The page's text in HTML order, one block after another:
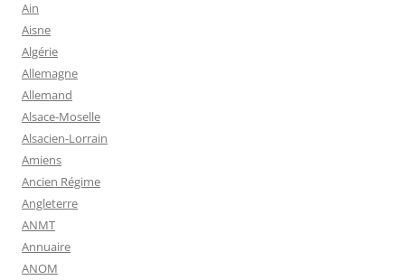
Ain
Aisne
Algérie
Allemagne
Allemand
Alsace-Moselle
Alsacien-Lorrain
Amiens
Ancien Régime
Angleterre
ANMT
Annuaire
ANOM